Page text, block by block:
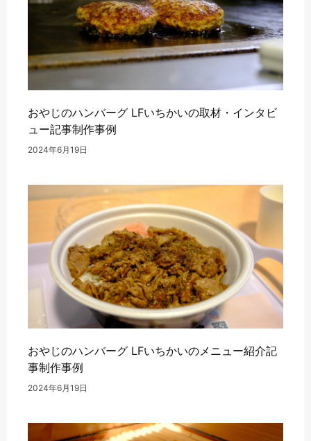
おやじのハンバーグ LFいちかいの取材・インタビ
ュー記事制作事例
2024年6月19日
おやじのハンバーグ LFいちかいのメニュー紹介記
事制作事例
2024年6月19日